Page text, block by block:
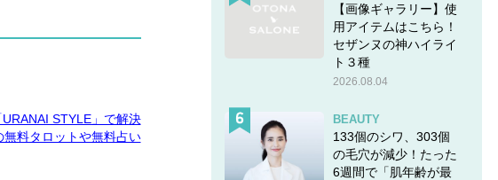
STYLE」で解決
無料タロットや無料占い
【画像ギャラリー】使
用アイテムはこちら！
セザンヌの神ハイライ
ト３種
2026.08.04
BEAUTY
133個のシワ、303個
の毛穴が減少！たった
6週間で「肌年齢が最